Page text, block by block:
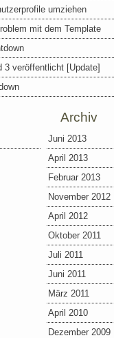
umziehen
mit dem Template
3 veröffentlicht [Update]
Archiv
Juni 2013
April 2013
Februar 2013
November 2012
April 2012
Oktober 2011
Juli 2011
Juni 2011
März 2011
April 2010
Dezember 2009